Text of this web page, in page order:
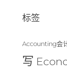
标签
Accounting会
写